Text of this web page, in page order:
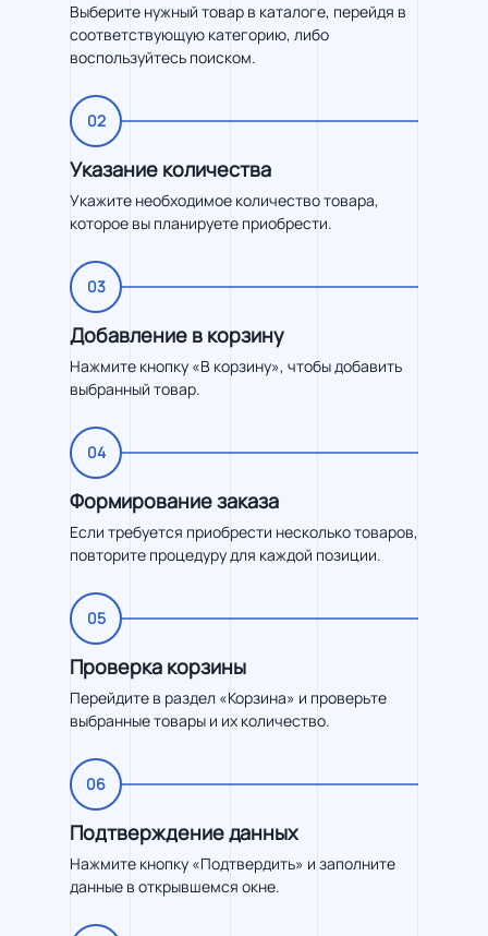
Выберите нужный товар в каталоге, перейдя в
соответствующую категорию, либо
воспользуйтесь поиском.
02
Указание количества
Укажите необходимое количество товара,
которое вы планируете приобрести.
03
Добавление в корзину
Нажмите кнопку «В корзину», чтобы добавить
выбранный товар.
04
Формирование заказа
Если требуется приобрести несколько товаров,
повторите процедуру для каждой позиции.
05
Проверка корзины
Перейдите в раздел «Корзина» и проверьте
выбранные товары и их количество.
06
Подтверждение данных
Нажмите кнопку «Подтвердить» и заполните
данные в открывшемся окне.